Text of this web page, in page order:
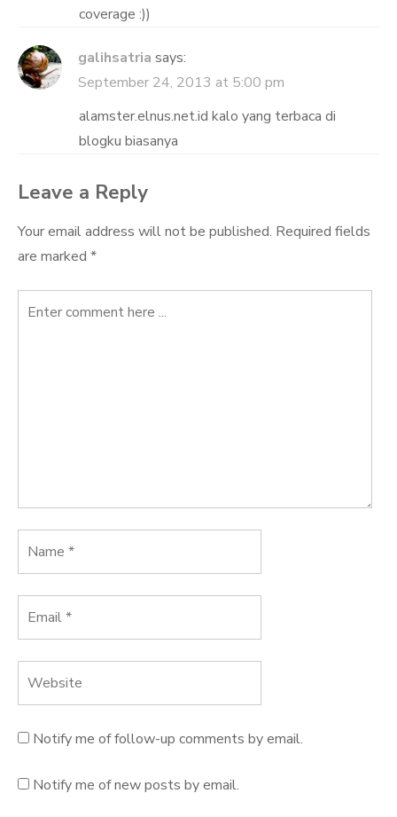
coverage :))
galihsatria says:
September 24, 2013 at 5:00 pm
alamster.elnus.net.id kalo yang terbaca di
blogku biasanya
Leave a Reply
Your email address will not be published. Required fields
are marked *
Notify me of follow-up comments by email.
Notify me of new posts by email.